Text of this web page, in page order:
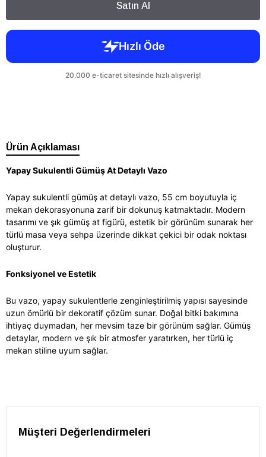
Satın Al
Ürün Açıklaması
Yapay Sukulentli Gümüş At Detaylı Vazo
Yapay sukulentli gümüş at detaylı vazo, 55 cm boyutuyla iç
mekan dekorasyonuna zarif bir dokunuş katmaktadır. Modern
tasarımı ve şık gümüş at figürü, estetik bir görünüm sunarak her
türlü masa veya sehpa üzerinde dikkat çekici bir odak noktası
oluşturur.
Fonksiyonel ve Estetik
Bu vazo, yapay sukulentlerle zenginleştirilmiş yapısı sayesinde
uzun ömürlü bir dekoratif çözüm sunar. Doğal bitki bakımına
ihtiyaç duymadan, her mevsim taze bir görünüm sağlar. Gümüş
detaylar, modern ve şık bir atmosfer yaratırken, her türlü iç
mekan stiline uyum sağlar.
Müşteri Değerlendirmeleri